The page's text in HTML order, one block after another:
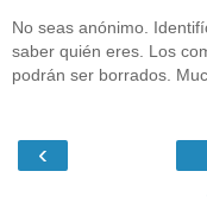
No seas anónimo.
saber quién eres. Los
podrán ser borrados.
‹